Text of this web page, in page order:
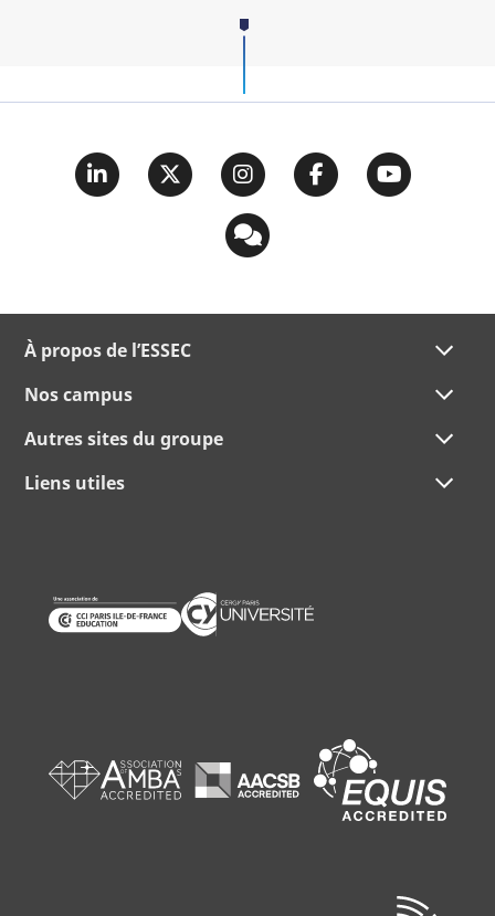
À propos de l’ESSEC
Nos campus
Autres sites du groupe
Liens utiles